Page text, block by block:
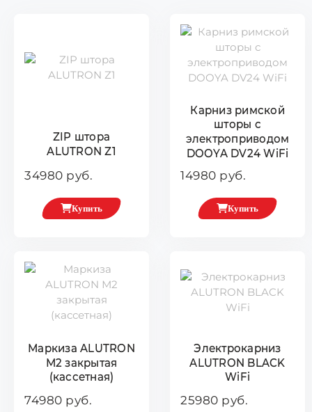
ZIP штора
ALUTRON Z1
34980 руб.
Купить
Карниз римской
шторы с
электроприводом
DOOYA DV24 WiFi
14980 руб.
Купить
Маркиза ALUTRON
М2 закрытая
(кассетная)
74980 руб.
Электрокарниз
ALUTRON BLACK
WiFi
25980 руб.